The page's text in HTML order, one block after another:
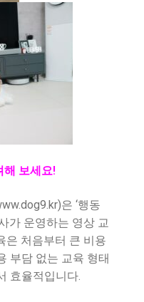
보세요!
은 ‘행동
가 운영하는 영상 교
은 처음부터 큰 비용
부담 없는 교육 형태
효율적입니다.